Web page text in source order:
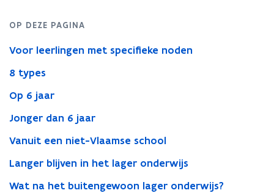
OP DEZE PAGINA
Voor leerlingen met specifieke noden
8 types
Op 6 jaar
Jonger dan 6 jaar
Vanuit een niet-Vlaamse school
Langer blijven in het lager onderwijs
Wat na het buitengewoon lager onderwijs?